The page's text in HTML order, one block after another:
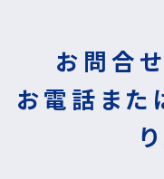
お問合
お電話また
り